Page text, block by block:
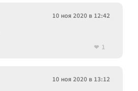
10 ноя 2020 в 12:42
1
10 ноя 2020 в 13:12